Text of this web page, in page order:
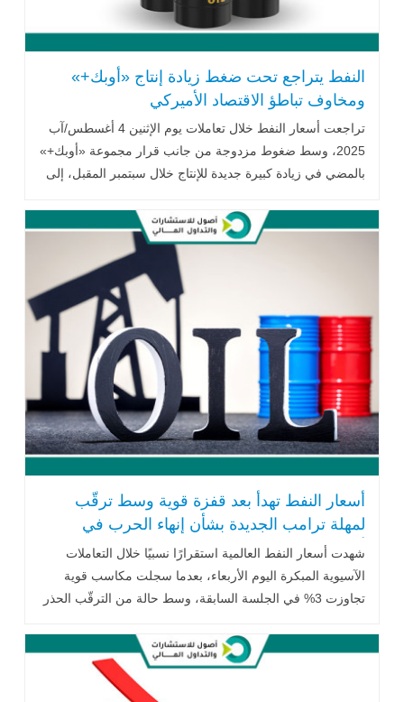
النفط يتراجع تحت ضغط زيادة إنتاج «أوبك+»
ومخاوف تباطؤ الاقتصاد الأميركي
تراجعت أسعار النفط خلال تعاملات يوم الإثنين 4 أغسطس/آب
2025، وسط ضغوط مزدوجة من جانب قرار مجموعة «أوبك+»
بالمضي في زيادة كبيرة جديدة للإنتاج خلال سبتمبر المقبل، إلى
أسعار النفط تهدأ بعد قفزة قوية وسط ترقّب
لمهلة ترامب الجديدة بشأن إنهاء الحرب في
أوكرانيا
شهدت أسعار النفط العالمية استقرارًا نسبيًا خلال التعاملات
الآسيوية المبكرة اليوم الأربعاء، بعدما سجلت مكاسب قوية
تجاوزت 3% في الجلسة السابقة، وسط حالة من الترقّب الحذر